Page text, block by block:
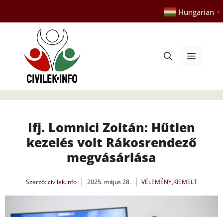
tartalomba
Hungarian ▼
Menü
Ifj. Lomnici Zoltán: Hűtlen
kezelés volt Rákosrendező
megvásárlása
Szerző:civilek.info 2025. május 28. VÉLEMÉNY,KIEMELT